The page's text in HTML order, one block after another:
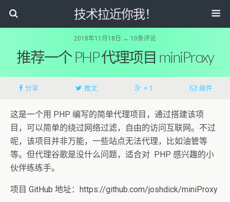
技术拉近你我！
2018年11月18日 ↔ 10条评论
推荐一个 PHP 代理项目 miniProxy
分享 推文 + 1 邮件
这是一个用 PHP 编写的简单代理项目，通过搭建该项
目，可以简单的绕过网络过滤，自由的访问互联网。不过
呢，该项目并非万能，一些站点无法代理，比如油管等
等。但代理谷歌是没什么问题，适合对 PHP 感兴趣的小
伙伴练练手。
项目 GitHub 地址：https://github.com/joshdick/miniProxy